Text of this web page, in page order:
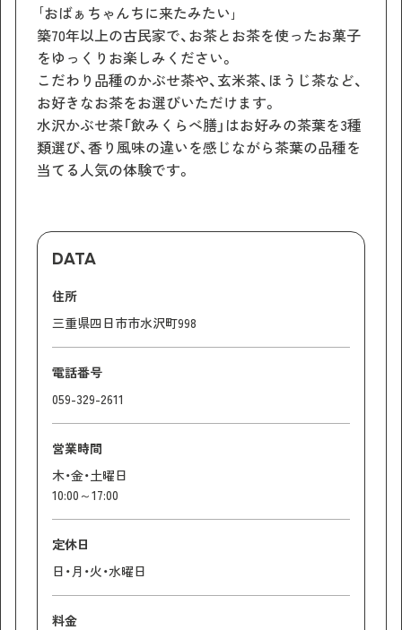
｢おばぁちゃんちに来たみたい｣
築70年以上の古民家で、お茶とお茶を使ったお菓子
をゆっくりお楽しみください。
こだわり品種のかぶせ茶や、玄米茶、ほうじ茶など、
お好きなお茶をお選びいただけます。
水沢かぶせ茶「飲みくらべ膳」はお好みの茶葉を3種
類選び、香り風味の違いを感じながら茶葉の品種を
当てる人気の体験です。
DATA
住所
三重県四日市市水沢町998
電話番号
059-329-2611
営業時間
木・金・土曜日
10:00～17:00
定休日
日・月・火・水曜日
料金